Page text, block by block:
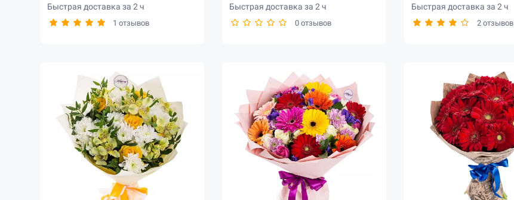
Быстрая доставка за 2 ч
1 отзывов
Быстрая доставка за 2 ч
0 отзывов
Быстрая доставка за 2 ч
2 отзывов